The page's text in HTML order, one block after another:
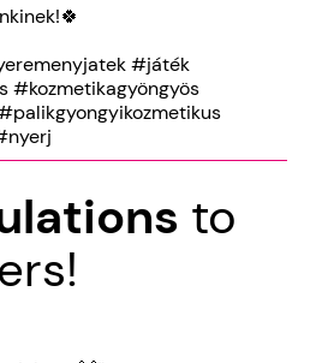
#játék
#kozmetikagyöngyös
to